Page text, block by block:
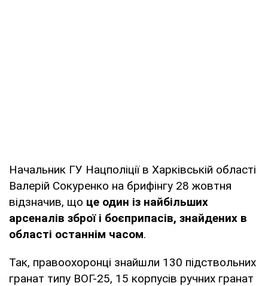
Начальник ГУ Нацполіції в Харківській області
Валерій Сокуренко на брифінгу 28 жовтня
відзначив, що це один із найбільших
арсеналів зброї і боєприпасів, знайдених в
області останнім часом.
Так, правоохоронці знайшли 130 підствольних
гранат типу ВОГ-25, 15 корпусів ручних гранат